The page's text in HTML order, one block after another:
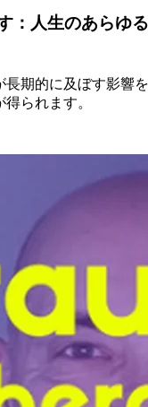
：人生のあらゆ
長期的に及ぼす影響
られます。